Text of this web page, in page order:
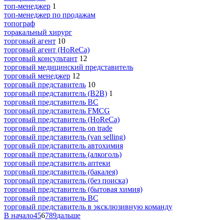
топ-менеджер 1
топ-менеджер по продажам
топограф
торакальный хирург
торговый агент 10
торговый агент (HoReCa)
торговый консультант 12
торговый медицинский представитель
торговый менеджер 12
торговый представитель 10
торговый представитель (B2B) 1
торговый представитель BC
торговый представитель FMCG
торговый представитель (HoReCa)
торговый представитель on trade
торговый представитель (van selling)
торговый представитель автохимия
торговый представитель (алкоголь)
торговый представитель аптеки
торговый представитель (бакалея)
торговый представитель (без поиска)
торговый представитель (бытовая химия)
торговый представитель ВС
торговый представитель в эксклюзивную команду
В начало456789дальше